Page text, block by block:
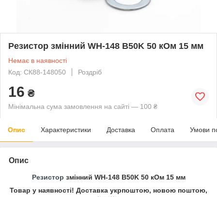
Резистор змінний WH-148 B50K 50 кОм 15 мм
Немає в наявності
Код: СК88-148050
Роздріб
16 ₴
Мінімальна сума замовлення на сайті — 100 ₴
Опис Характеристики Доставка Оплата Умови
Опис
Резистор змінний WH-148 B50K 50 кОм 15 мм
Товар у наявності! Доставка укрпоштою, новою поштою,